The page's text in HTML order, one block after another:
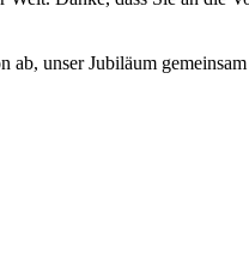
unser Jubiläum